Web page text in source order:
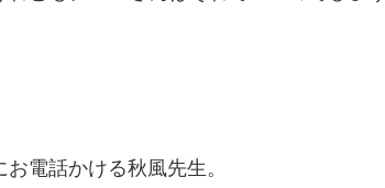
電話かける秋風先生。